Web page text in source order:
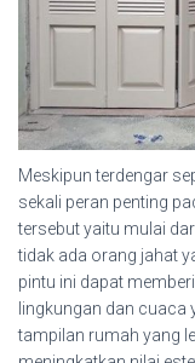
Meskipun terdengar
sekali peran penting
tersebut yaitu mulai
tidak ada orang jahat
pintu ini dapat
lingkungan dan cuaca
tampilan rumah yang